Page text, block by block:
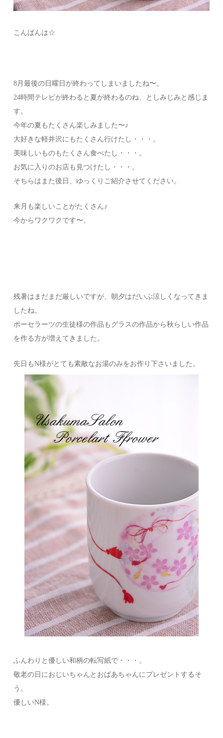
こんばんは☆
8月最後の日曜日が終わってしまいましたね〜。
24時間テレビが終わると夏が終わるのね、としみじみと感じま
す。
今年の夏もたくさん楽しみました〜♪
大好きな軽井沢にもたくさん行けたし・・・。
美味しいものもたくさん食べたし・・・。
お気に入りのお店も見つけたし・・・。
そちらはまた後日、ゆっくりご紹介させてください。
来月も楽しいことがたくさん♪
今からワクワクです〜。
残暑はまだまだ厳しいですが、朝夕はだいぶ涼しくなってきま
したね。
ポーセラーツの生徒様の作品もグラスの作品から秋らしい作品
を作る方が増えてきました。
先日もN様がとても素敵なお湯のみをお作り下さいました。
ふんわりと優しい和柄の転写紙で・・・。
敬老の日におじいちゃんとおばあちゃんにプレゼントするそ
う。
優しいN様。